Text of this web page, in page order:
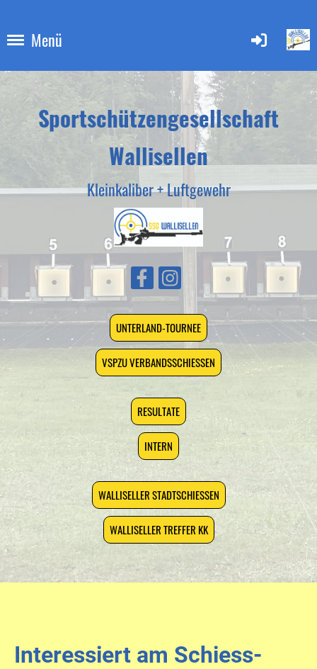
Menü
Sportschützengesellschaft
Wallisellen
Kleinkaliber + Luftgewehr
UNTERLAND-TOURNEE
VSPZU VERBANDSSCHIESSEN
RESULTATE
INTERN
WALLISELLER STADTSCHIESSEN
WALLISELLER TREFFER KK
Interessiert am Schiess-